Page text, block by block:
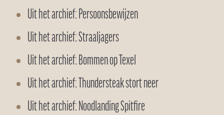
Uit het archief: Persoonsbewijzen
Uit het archief: Straaljagers
Uit het archief: Bommen op Texel
Uit het archief: Thundersteak stort neer
Uit het archief: Noodlanding Spitfire